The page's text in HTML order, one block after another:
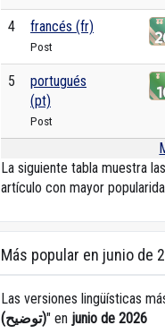
4 francés (fr)
Post
5
portugués
(pt)
Post
La siguiente tabla muestra
artículo con mayor
Más popular en junio de
Las versiones lingüísticas
(توضيح)" en junio de 2026